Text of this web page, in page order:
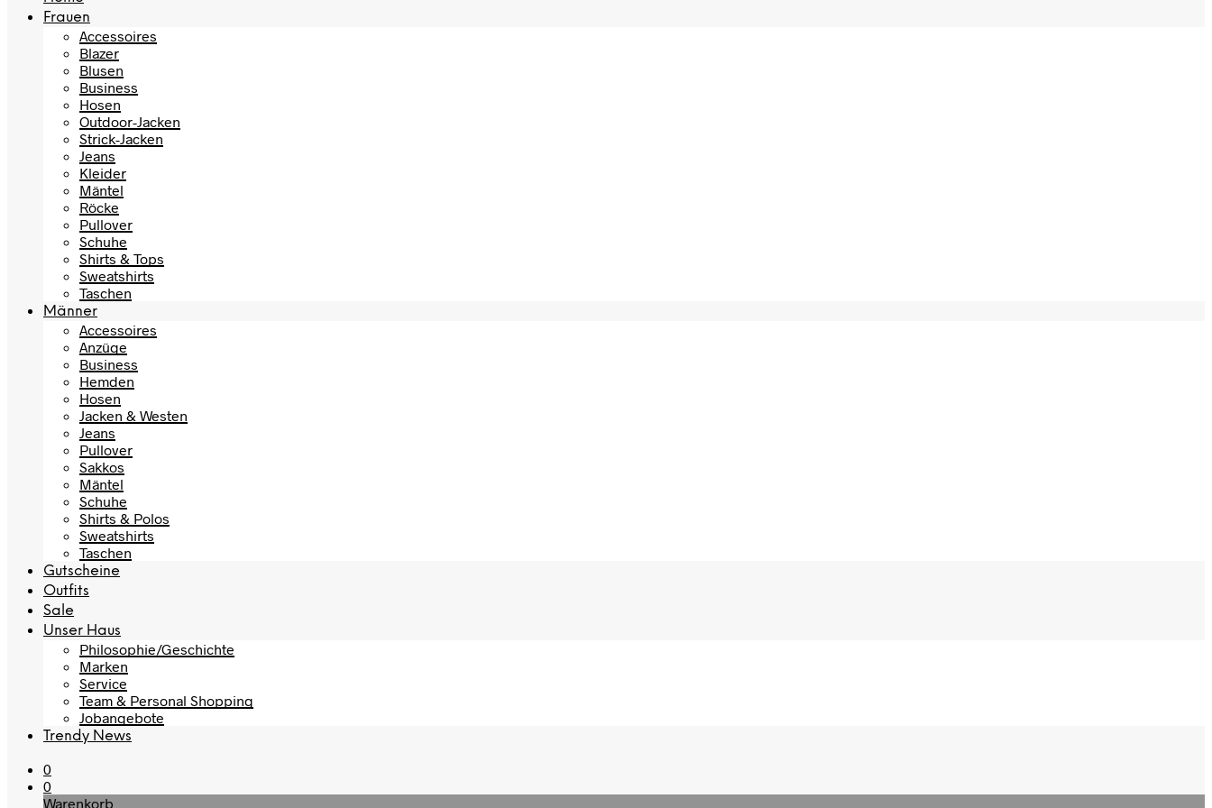
Frauen
Accessoires
Blazer
Blusen
Business
Hosen
Outdoor-Jacken
Strick-Jacken
Jeans
Kleider
Mäntel
Röcke
Pullover
Schuhe
Shirts & Tops
Sweatshirts
Taschen
Männer
Accessoires
Anzüge
Business
Hemden
Hosen
Jacken & Westen
Jeans
Pullover
Sakkos
Mäntel
Schuhe
Shirts & Polos
Sweatshirts
Taschen
Gutscheine
Outfits
Sale
Unser Haus
Philosophie/Geschichte
Marken
Service
Team & Personal Shopping
Jobangebote
Trendy News
0
0
Warenkorb